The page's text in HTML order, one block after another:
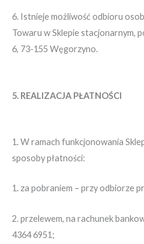
6. Istnieje możliwość odbioru
Towaru w Sklepie stacjonarnym,
6, 73-155 Węgorzyno.
5. REALIZACJA PŁATNOŚCI
1. W ramach funkcjonowania
sposoby płatności:
1. za pobraniem – przy odbiorze
2. przelewem, na rachunek
4364 6951;